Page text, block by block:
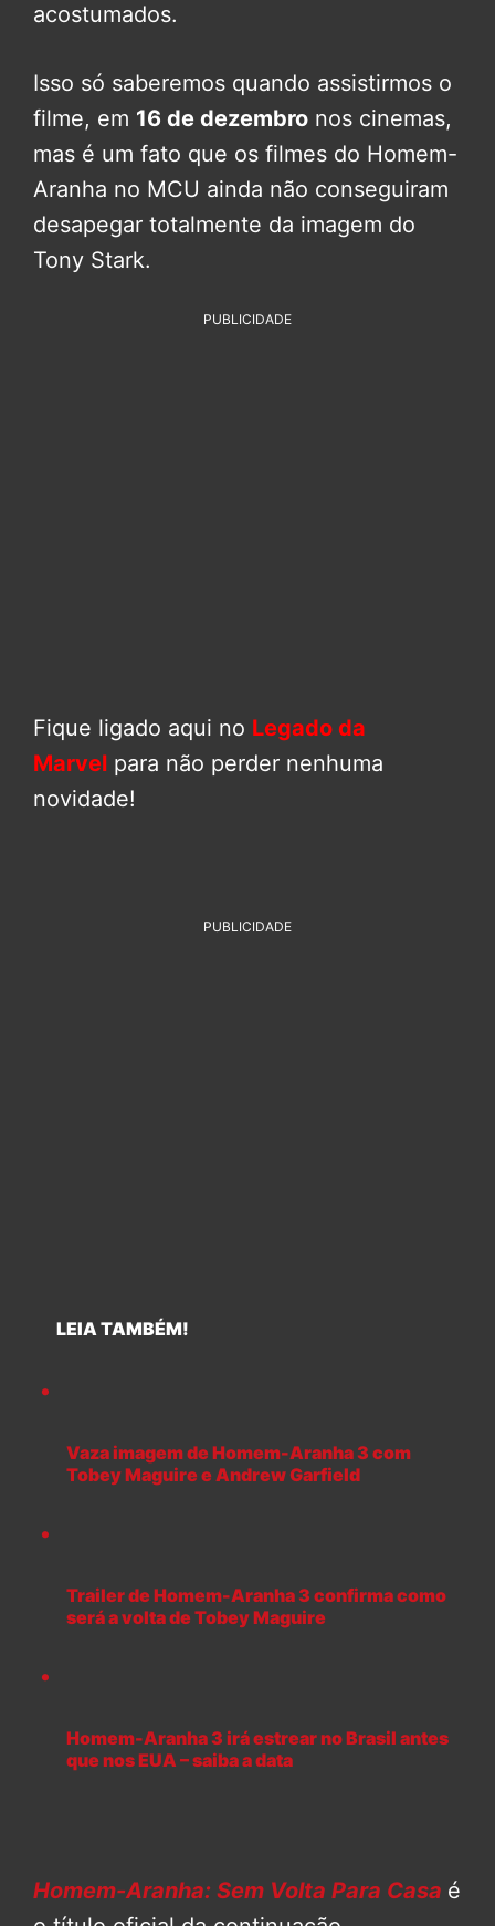
acostumados.
Isso só saberemos quando assistirmos o
filme, em 16 de dezembro nos cinemas,
mas é um fato que os filmes do Homem-
Aranha no MCU ainda não conseguiram
desapegar totalmente da imagem do
Tony Stark.
PUBLICIDADE
Fique ligado aqui no Legado da
Marvel para não perder nenhuma
novidade!
PUBLICIDADE
LEIA TAMBÉM!
Vaza imagem de Homem-Aranha 3 com
Tobey Maguire e Andrew Garfield
Trailer de Homem-Aranha 3 confirma como
será a volta de Tobey Maguire
Homem-Aranha 3 irá estrear no Brasil antes
que nos EUA – saiba a data
Homem-Aranha: Sem Volta Para Casa é